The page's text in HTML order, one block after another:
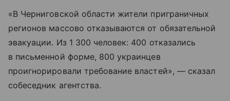
«В Черниговской области жители приграничных
регионов массово отказываются от обязательной
эвакуации. Из 1 300 человек: 400 отказались
в письменной форме, 800 украинцев
проигнорировали требование властей», — сказал
собеседник агентства.